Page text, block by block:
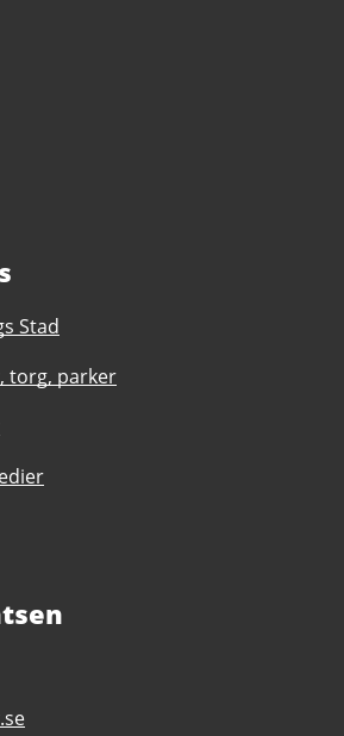
Stad
torg, parker